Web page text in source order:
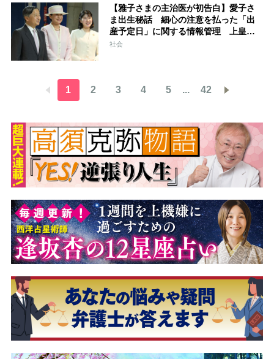
【雅子さまの主治医が初告白】愛子さ
ま出生秘話 細心の注意を払った「出
産予定日」に関する情報管理 上皇ご
夫妻に直接尋ねられても沈黙を貫いた
社会
1 2 3 4 5 ... 42